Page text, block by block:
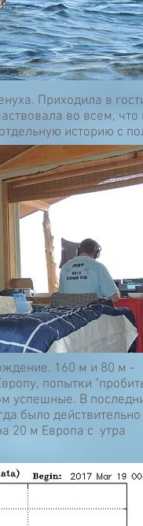
Приходила в
во всем,
историю с
160 м и 80 м -
попытки
успешные. В
было действительно
20 м Европа с утра